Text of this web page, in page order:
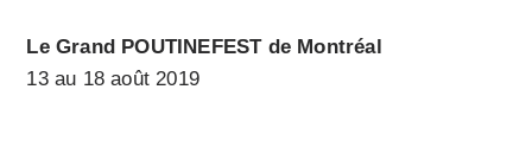
Le Grand POUTINEFEST de Montréal
13 au 18 août 2019